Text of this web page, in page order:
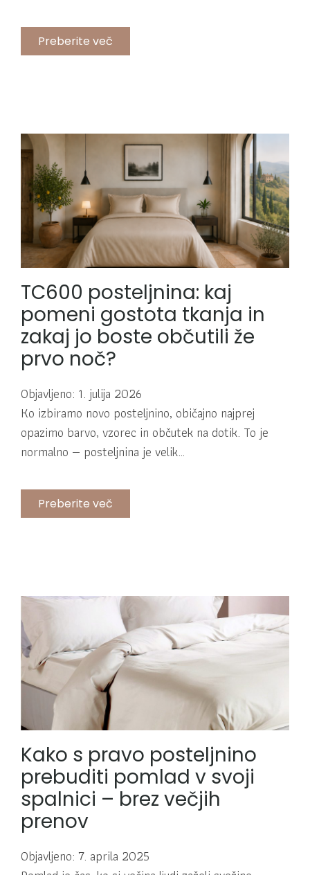
Preberite več
TC600 posteljnina: kaj
pomeni gostota tkanja in
zakaj jo boste občutili že
prvo noč?
Objavljeno: 1. julija 2026
Ko izbiramo novo posteljnino, običajno najprej
opazimo barvo, vzorec in občutek na dotik. To je
normalno — posteljnina je velik…
Preberite več
Kako s pravo posteljnino
prebuditi pomlad v svoji
spalnici – brez večjih
prenov
Objavljeno: 7. aprila 2025